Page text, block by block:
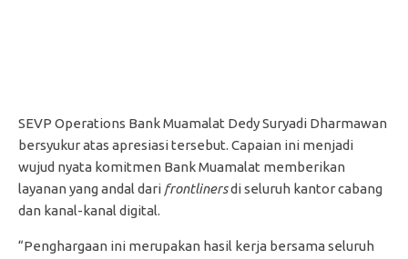
SEVP Operations Bank Muamalat Dedy Suryadi Dharmawan
bersyukur atas apresiasi tersebut. Capaian ini menjadi
wujud nyata komitmen Bank Muamalat memberikan
layanan yang andal dari frontlinersdi seluruh kantor cabang
dan kanal-kanal digital.
“Penghargaan ini merupakan hasil kerja bersama seluruh